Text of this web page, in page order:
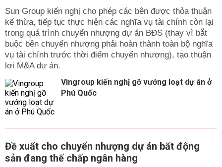
Sun Group kiến nghị cho phép các bên được thỏa thuận
kế thừa, tiếp tục thực hiện các nghĩa vụ tài chính còn lại
trong quá trình chuyển nhượng dự án BĐS (thay vì bắt
buộc bên chuyển nhượng phải hoàn thành toàn bộ nghĩa
vụ tài chính trước thời điểm chuyển nhượng), tạo thuận
lợi M&A dự án.
Vingroup kiến nghị gỡ vướng loạt dự án ở
Phú Quốc
Đề xuất cho chuyển nhượng dự án bất động
sản đang thế chấp ngân hàng